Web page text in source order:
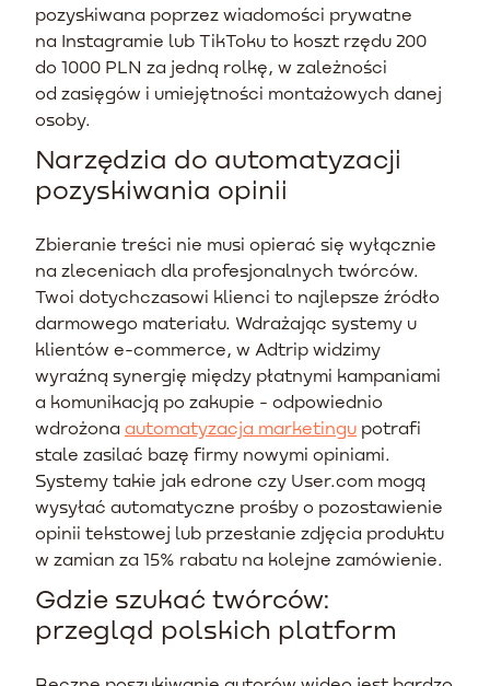
pozyskiwana poprzez wiadomości prywatne
na Instagramie lub TikToku to koszt rzędu 200
do 1000 PLN za jedną rolkę, w zależności
od zasięgów i umiejętności montażowych danej
osoby.
Narzędzia do automatyzacji
pozyskiwania opinii
Zbieranie treści nie musi opierać się wyłącznie
na zleceniach dla profesjonalnych twórców.
Twoi dotychczasowi klienci to najlepsze źródło
darmowego materiału. Wdrażając systemy u
klientów e-commerce, w Adtrip widzimy
wyraźną synergię między płatnymi kampaniami
a komunikacją po zakupie - odpowiednio
wdrożona automatyzacja marketingu potrafi
stale zasilać bazę firmy nowymi opiniami.
Systemy takie jak edrone czy User.com mogą
wysyłać automatyczne prośby o pozostawienie
opinii tekstowej lub przesłanie zdjęcia produktu
w zamian za 15% rabatu na kolejne zamówienie.
Gdzie szukać twórców:
przegląd polskich platform